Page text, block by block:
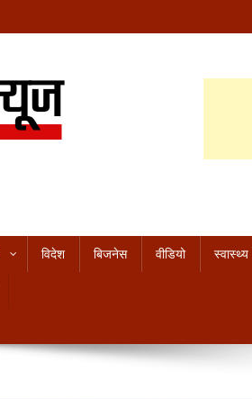
विदेश बिजनेस वीडियो स्वास्थ्य